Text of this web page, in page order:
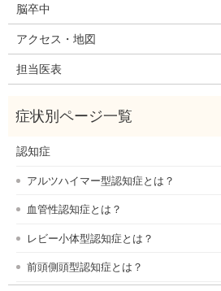
脳卒中
アクセス・地図
担当医表
認知症
アルツハイマー型認知症とは？
血管性認知症とは？
レビー小体型認知症とは？
前頭側頭型認知症とは？